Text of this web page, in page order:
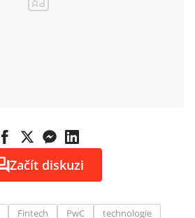
Začít diskuzi
Fintech PwC technologie